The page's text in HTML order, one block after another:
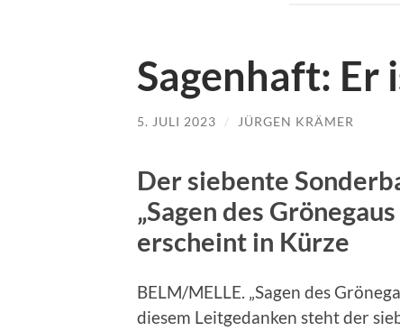
Sagenhaft: Er
5. JULI 2023 / JÜRGEN KRÄMER
Der siebente
„Sagen des
erscheint in Kürze
BELM/MELLE. „Sagen des
diesem Leitgedanken steht der